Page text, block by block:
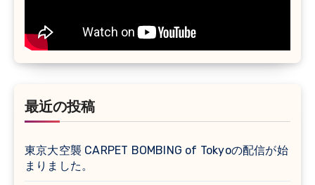
最近の投稿
東京大空襲 CARPET BOMBING of Tokyoの配信が始
まりました。